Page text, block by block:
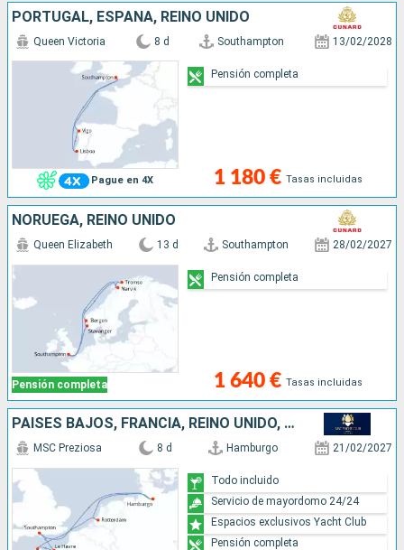
PORTUGAL, ESPAÑA, REINO UNIDO
Pague en 4X
Queen Victoria 8 d Southampton 13/02/2028
1 180 € Tasas incluidas
Pensión completa
NORUEGA, REINO UNIDO
Pensión completa
Queen Elizabeth 13 d Southampton 28/02/2027
1 640 € Tasas incluidas
Pensión completa
PAISES BAJOS, FRANCIA, REINO UNIDO, ALEMANIA
MSC Preziosa 8 d Hamburgo 21/02/2027
Todo incluido
Servicio de mayordomo 24/24
Espacios exclusivos Yacht Club
Pensión completa